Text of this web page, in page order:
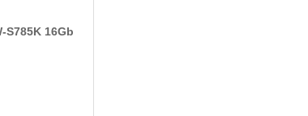
S785K 16Gb